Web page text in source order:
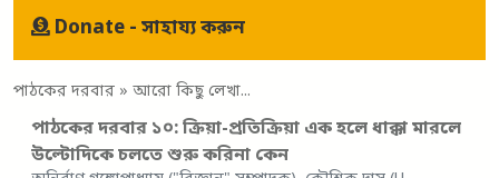
Donate - সাহায্য করুন
পাঠকের দরবার » আরো কিছু লেখা...
পাঠকের দরবার ১০: ক্রিয়া-প্রতিক্রিয়া এক হলে ধাক্কা মারলে
উল্টোদিকে চলতে শুরু করিনা কেন